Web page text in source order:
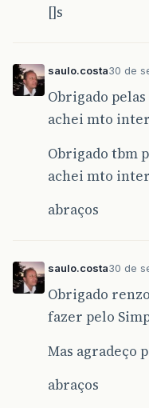
[]s
saulo.costa30 de
Obrigado
achei mto
Obrigado tbm
achei mto
abraços
saulo.costa30 de
Obrigado
fazer pelo
Mas agradeço
abraços